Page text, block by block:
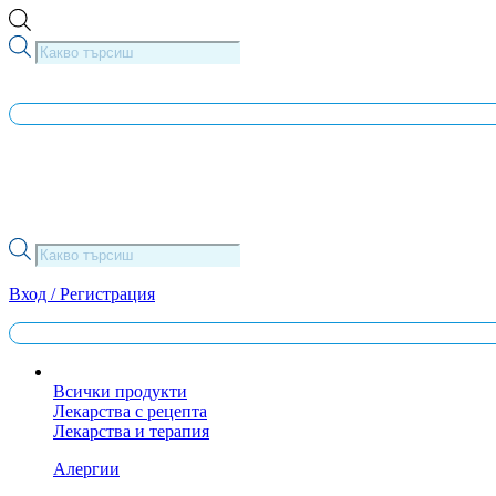
Skip
to
content
Products
search
Products
search
Вход / Регистрация
Всички продукти
Лекарства с рецепта
Лекарства и терапия
Алергии